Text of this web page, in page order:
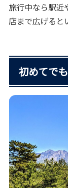
旅行中なら駅近
店まで広げると
初めてで